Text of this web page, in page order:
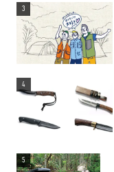
3
4
5